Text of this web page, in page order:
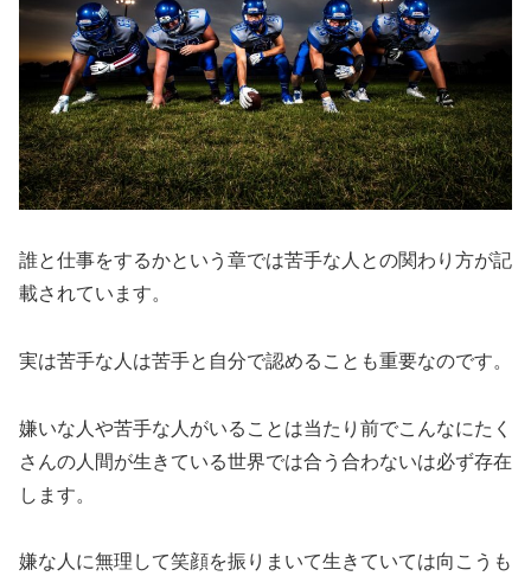
誰と仕事をするかという章では苦手な人との関わり方が記
載されています。
実は苦手な人は苦手と自分で認めることも重要なのです。
嫌いな人や苦手な人がいることは当たり前でこんなにたく
さんの人間が生きている世界では合う合わないは必ず存在
します。
嫌な人に無理して笑顔を振りまいて生きていては向こうも